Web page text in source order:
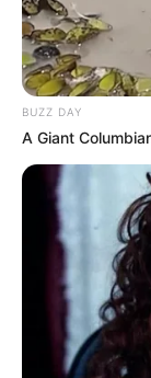
BUZZ DAY
A Giant